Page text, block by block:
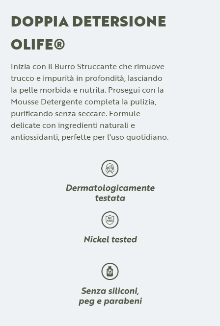
DOPPIA DETERSIONE
OLIFE®
Inizia con il Burro Struccante che rimuove
trucco e impurità in profondità, lasciando
la pelle morbida e nutrita. Prosegui con la
Mousse Detergente completa la pulizia,
purificando senza seccare. Formule
delicate con ingredienti naturali e
antiossidanti, perfette per l'uso quotidiano.